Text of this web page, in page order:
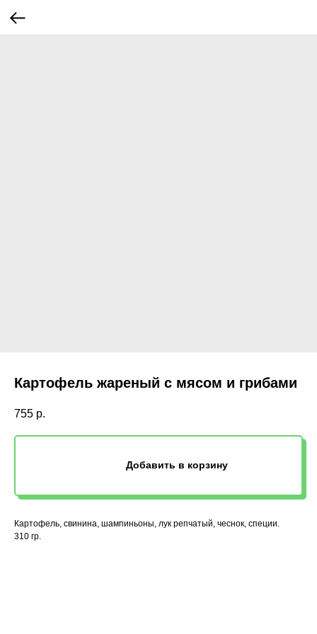
Картофель жареный с мясом и грибами
755 р.
Добавить в корзину
Картофель, свинина, шампиньоны, лук репчатый, чеснок, специи.
310 гр.